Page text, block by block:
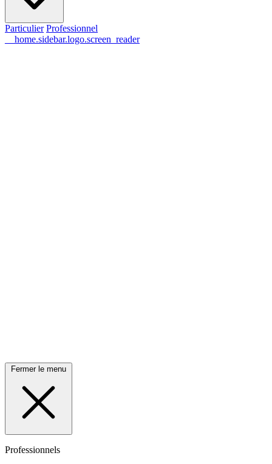
Particulier Professionnel
__home.sidebar.logo.screen_reader
Fermer le menu
Professionnels